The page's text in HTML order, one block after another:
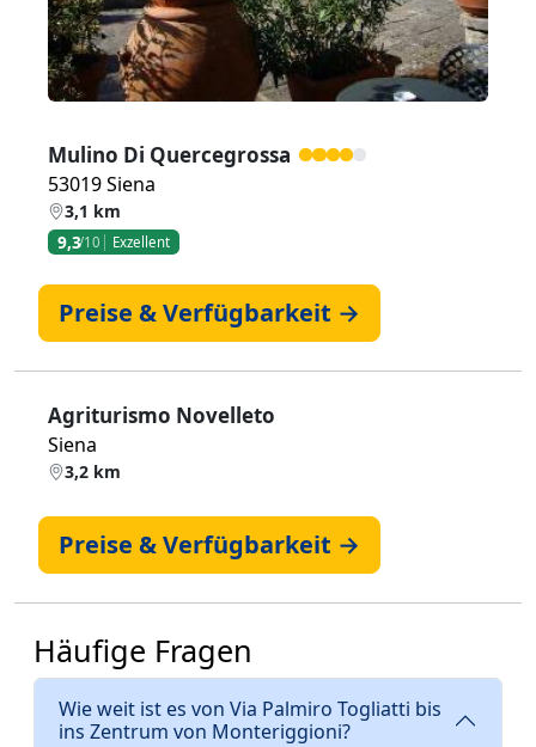
Mulino Di Quercegrossa
53019 Siena
3,1 km
9,3/10 Exzellent
Preise & Verfügbarkeit →
Agriturismo Novelleto
Siena
3,2 km
Preise & Verfügbarkeit →
Häufige Fragen
Wie weit ist es von Via Palmiro Togliatti bis
ins Zentrum von Monteriggioni?